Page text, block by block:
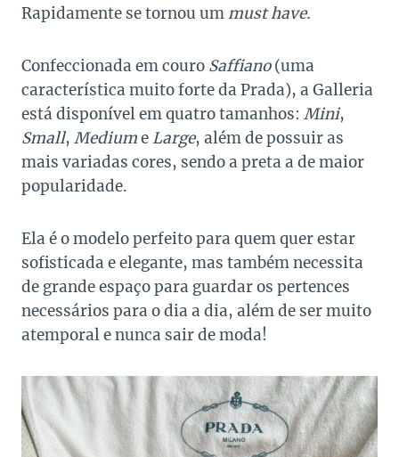
Rapidamente se tornou ummust have.
Confeccionada em couro Saffiano(uma
característica muito forte da Prada), a Galleria
está disponível em quatro tamanhos: Mini,
Small, Mediume Large, além de possuir as
mais variadas cores, sendo a preta a de maior
popularidade.
Ela é o modelo perfeito para quem quer estar
sofisticada e elegante, mas também necessita
de grande espaço para guardar os pertences
necessários para o dia a dia, além de ser muito
atemporal e nunca sair de moda!